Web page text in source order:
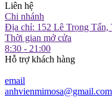
Liên hệ
Chi nhánh
Địa chỉ: 152 Lê Trọng Tấn,
Thời gian mở cửa
8:30 - 21:00
Hỗ trợ khách hàng
email
anhvienmimosa@gmail.com